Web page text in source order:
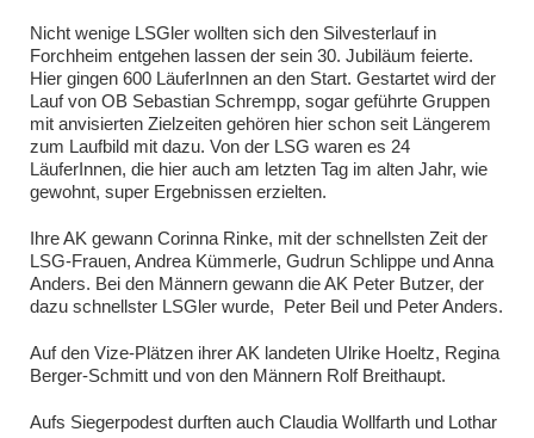
Nicht wenige LSGler wollten sich den Silvesterlauf in
Forchheim entgehen lassen der sein 30. Jubiläum feierte.
Hier gingen 600 LäuferInnen an den Start. Gestartet wird der
Lauf von OB Sebastian Schrempp, sogar geführte Gruppen
mit anvisierten Zielzeiten gehören hier schon seit Längerem
zum Laufbild mit dazu. Von der LSG waren es 24
LäuferInnen, die hier auch am letzten Tag im alten Jahr, wie
gewohnt, super Ergebnissen erzielten.
Ihre AK gewann Corinna Rinke, mit der schnellsten Zeit der
LSG-Frauen, Andrea Kümmerle, Gudrun Schlippe und Anna
Anders. Bei den Männern gewann die AK Peter Butzer, der
dazu schnellster LSGler wurde, Peter Beil und Peter Anders.
Auf den Vize-Plätzen ihrer AK landeten Ulrike Hoeltz, Regina
Berger-Schmitt und von den Männern Rolf Breithaupt.
Aufs Siegerpodest durften auch Claudia Wollfarth und Lothar